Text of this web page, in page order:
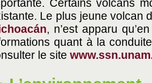
Certains volcans
Le plus jeune volcan
, n’est apparu
quant à la
le site